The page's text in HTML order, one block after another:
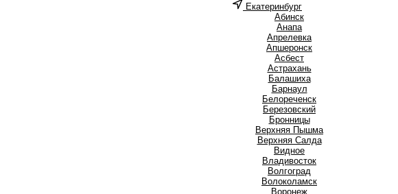
Екатеринбург
Абинск
Анапа
Апрелевка
Апшеронск
Асбест
Астрахань
Балашиха
Барнаул
Белореченск
Березовский
Бронницы
Верхняя Пышма
Верхняя Салда
Видное
Владивосток
Волгоград
Волоколамск
Воронеж